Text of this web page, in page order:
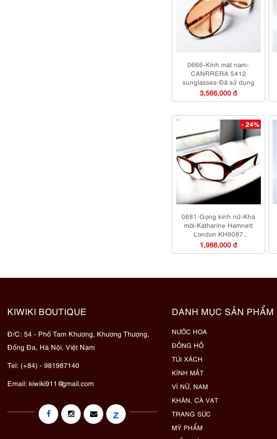
0666-Kính mát nam-
CANRRERA 5412
sunglasses-Đã sử dụng
3,566,000 đ
- 24%
0681-Gọng kính nữ-Khá
mới-Katharine Hamnett
London KH9087
eyeglasses frame
1,988,000 đ
KIWIKI BOUTIQUE
Đ/C: 54 - Phố Tam Khương, Khương Thượng,
Đống Đa, Hà Nội, Việt Nam
Tel: (+84) - 981987140
Email: kiwiki911@gmail.com
z
DANH MỤC SẢN PHẨM
NƯỚC HOA
ĐỒNG HỒ
TÚI XÁCH
KÍNH MẮT
VÍ NỮ, NAM
KHĂN, CÀ VẠT
TRANG SỨC
MỸ PHẨM